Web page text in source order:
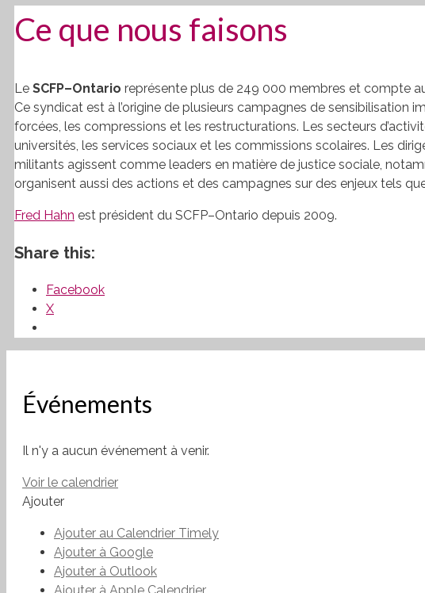
Ce que nous faisons
Le SCFP–Ontario représente plus de 249 000 membres et compte
Ce syndicat est à l’origine de plusieurs campagnes de
forcées, les compressions et les restructurations. Les secteurs
universités, les services sociaux et les commissions scolaires. Les
militants agissent comme leaders en matière de justice sociale,
organisent aussi des actions et des campagnes sur des enjeux tels
Fred Hahn est président du SCFP–Ontario depuis 2009.
Share this:
Facebook
X
Événements
Il n'y a aucun événement à venir.
Voir le calendrier
Ajouter
Ajouter au Calendrier Timely
Ajouter à Google
Ajouter à Outlook